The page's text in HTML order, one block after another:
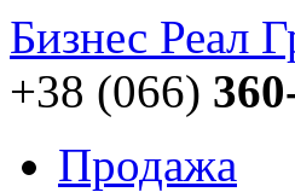
Бизнес Реал
+38 (066)
Продажа